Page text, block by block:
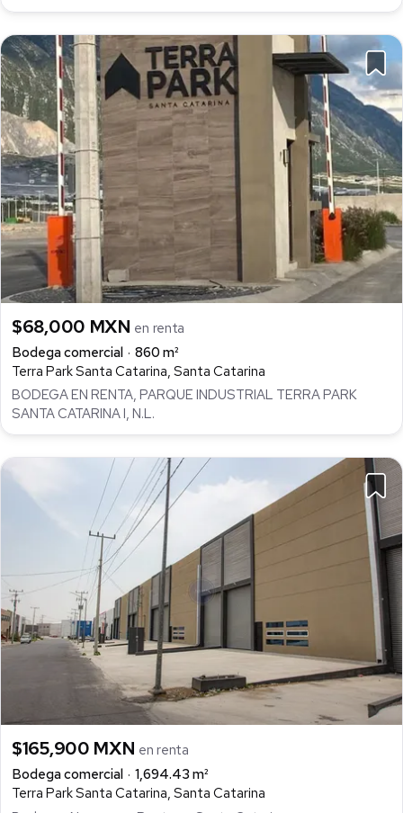
$68,000 MXN en renta
Bodega comercial
860 m²
Terra Park Santa Catarina, Santa Catarina
BODEGA EN RENTA, PARQUE INDUSTRIAL TERRA PARK
SANTA CATARINA I, N.L.
$165,900 MXN en renta
Bodega comercial
1,694.43 m²
Terra Park Santa Catarina, Santa Catarina